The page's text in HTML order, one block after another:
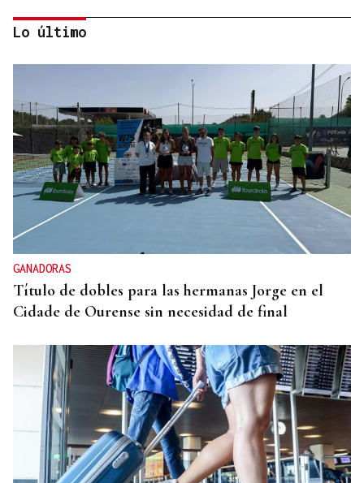
PLANIFICAR CON ANTELACIÓN
Las compañías de autobuses recomiendan
adelantar los desplazamientos para evitar
saturaciones el día del eclipse
Lo último
GANADORAS
Título de dobles para las hermanas Jorge en el
Cidade de Ourense sin necesidad de final